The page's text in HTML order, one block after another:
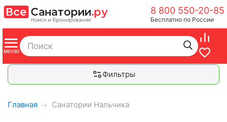
8 800 550-20-85
Бесплатно по России
Фильтры
Главная → Санатории Нальчика